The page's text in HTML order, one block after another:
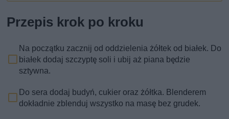
Przepis krok po kroku
Na początku zacznij od oddzielenia żółtek od białek. Do
białek dodaj szczyptę soli i ubij aż piana będzie
sztywna.
Do sera dodaj budyń, cukier oraz żółtka. Blenderem
dokładnie zblenduj wszystko na masę bez grudek.